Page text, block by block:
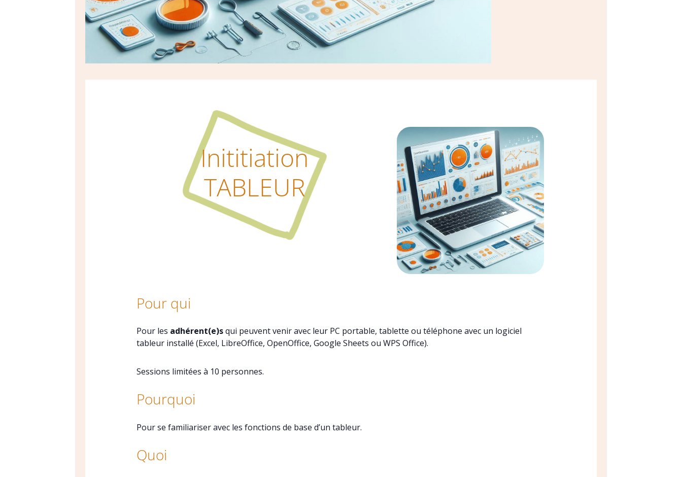
Inititiation
TABLEUR
Pour qui
Pour les adhérent(e)squi peuvent venir avec leur PC portable, tablette ou téléphone avec un logiciel
tableur installé (Excel, LibreOffice, OpenOffice, Google Sheets ou WPS Office).
Sessions limitées à 10 personnes.
Pourquoi
Pour se familiariser avec les fonctions de base d’un tableur.
Quoi